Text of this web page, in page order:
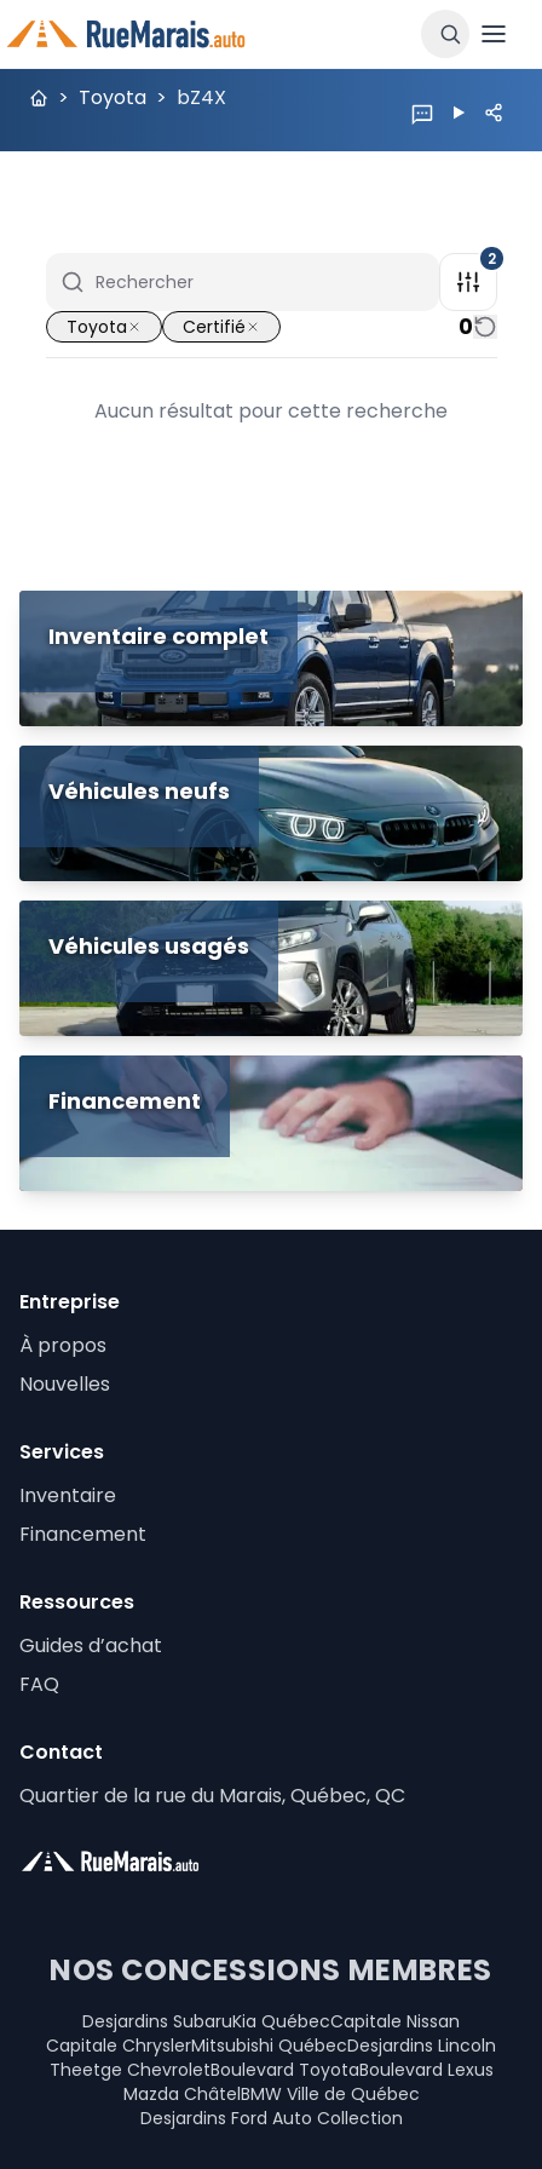
> Toyota > bZ4X
2
Toyota Certifié 0
Aucun résultat pour cette recherche
Inventaire complet
Véhicules neufs
Véhicules usagés
Financement
Entreprise
À propos
Nouvelles
Services
Inventaire
Financement
Ressources
Guides d’achat
FAQ
Contact
Quartier de la rue du Marais, Québec, QC
NOS CONCESSIONS MEMBRES
Desjardins SubaruKia QuébecCapitale Nissan
Capitale ChryslerMitsubishi QuébecDesjardins Lincoln
Theetge ChevroletBoulevard ToyotaBoulevard Lexus
Mazda ChâtelBMW Ville de Québec
Desjardins Ford Auto Collection